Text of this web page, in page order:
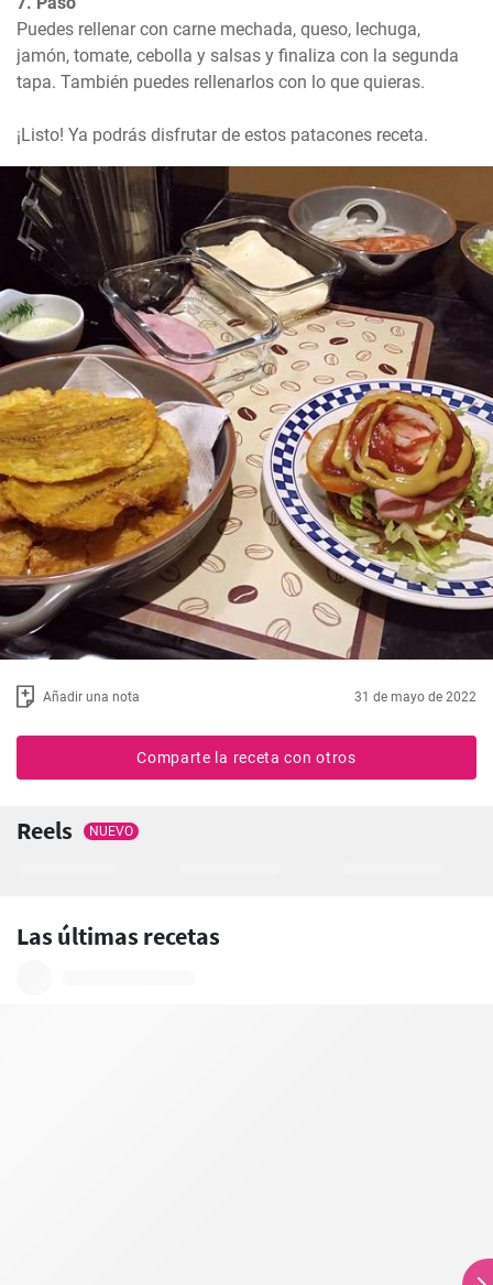
Puedes rellenar con carne mechada, queso, lechuga,
jamón, tomate, cebolla y salsas y finaliza con la segunda
tapa. También puedes rellenarlos con lo que quieras.
¡Listo! Ya podrás disfrutar de estos patacones receta.
Añadir una nota 31 de mayo de 2022
Comparte la receta con otros
Reels NUEVO
Las últimas recetas